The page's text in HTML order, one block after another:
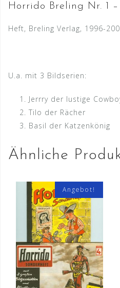
Horrido Breling Nr. 1
Heft, Breling Verlag, 1996-
U.a. mit 3 Bildserien:
Jerrry der lustige
Tilo der Rächer
Basil der Katzenkönig
Ähnliche
Angebot!